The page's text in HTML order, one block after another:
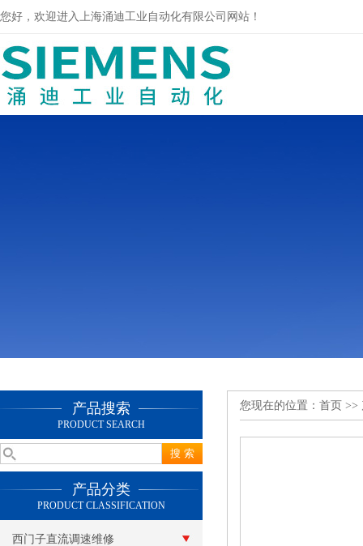
您好，欢迎进入上海涌迪工业自动化有限公司网站！
产品搜索
PRODUCT SEARCH
产品分类
PRODUCT CLASSIFICATION
西门子直流调速维修
您现在的位置： 首页 >>